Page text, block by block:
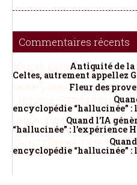
Commentaires récents
Antiquité de la
Celtes, autrement appellez
Fleur des
encyclopédie “hallucinée” :
Quand l’IA
“hallucinée” : l’expérience
encyclopédie “hallucinée” :